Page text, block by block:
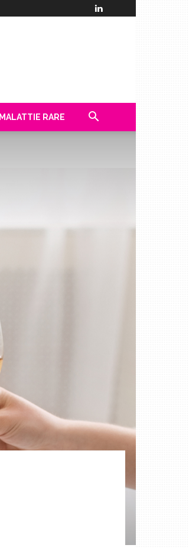
MALATTIE RARE